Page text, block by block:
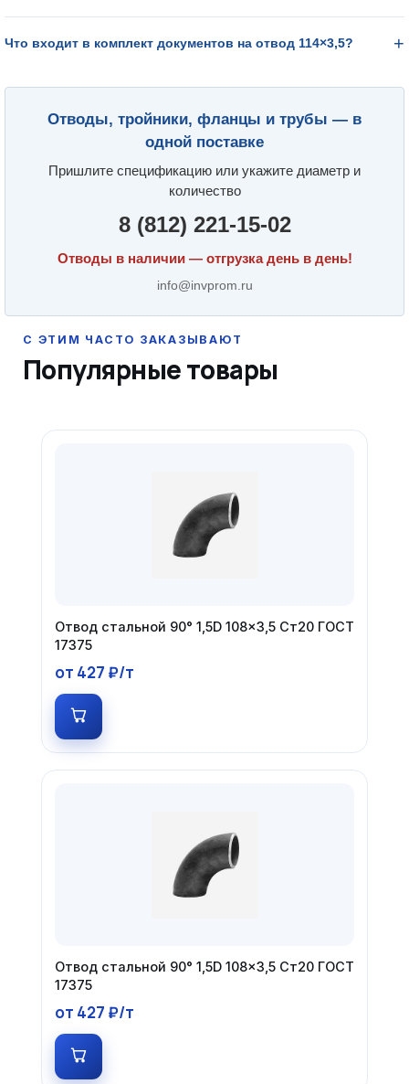
Что входит в комплект документов на отвод 114×3,5?
Отводы, тройники, фланцы и трубы — в
одной поставке
Пришлите спецификацию или укажите диаметр и
количество
8 (812) 221-15-02
Отводы в наличии — отгрузка день в день!
info@invprom.ru
Популярные товары
Отвод стальной 90° 1,5D 108×3,5 Ст20 ГОСТ
17375
от 427 ₽/т
Отвод стальной 90° 1,5D 108×3,5 Ст20 ГОСТ
17375
от 427 ₽/т